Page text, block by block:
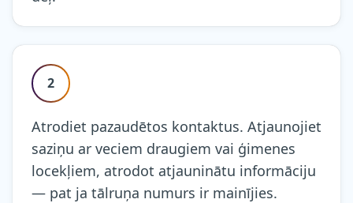
2
Atrodiet pazaudētos kontaktus. Atjaunojiet
saziņu ar veciem draugiem vai ģimenes
locekļiem, atrodot atjauninātu informāciju
— pat ja tālruņa numurs ir mainījies.